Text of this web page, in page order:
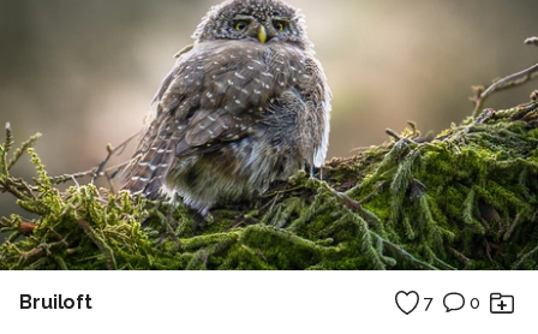
Bruiloft 7 0